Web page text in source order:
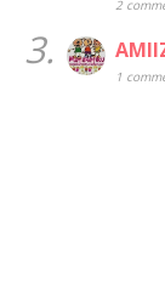
2
3.
1